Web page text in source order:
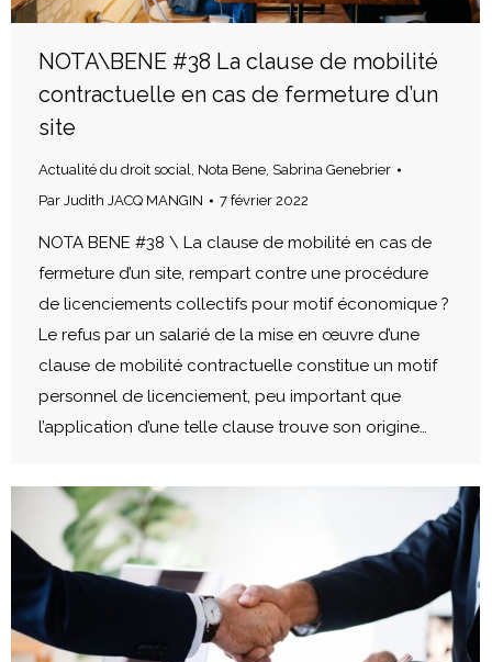
NOTA\BENE #38 La clause de mobilité
contractuelle en cas de fermeture d’un
site
Actualité du droit social Nota Bene Sabrina Genebrier
Par Judith JACQ MANGIN 7 février 2022
NOTA BENE #38 \ La clause de mobilité en cas de
fermeture d’un site, rempart contre une procédure
de licenciements collectifs pour motif économique ?
Le refus par un salarié de la mise en œuvre d’une
clause de mobilité contractuelle constitue un motif
personnel de licenciement, peu important que
l’application d’une telle clause trouve son origine…